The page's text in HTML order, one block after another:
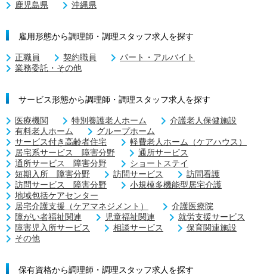
鹿児島県
沖縄県
雇用形態から調理師・調理スタッフ求人を探す
正職員 契約職員
パート・アルバイト
業務委託・その他
サービス形態から調理師・調理スタッフ求人を探す
医療機関 特別養護老人ホーム
介護老人保健施設
有料老人ホーム
グループホーム
サービス付き高齢者住宅
軽費老人ホーム（ケアハウス）
居宅系サービス 障害分野
通所サービス
通所サービス 障害分野
ショートステイ
短期入所 障害分野
訪問サービス
訪問看護
訪問サービス 障害分野
小規模多機能型居宅介護
地域包括ケアセンター
居宅介護支援（ケアマネジメント）
介護医療院
障がい者福祉関連
児童福祉関連
就労支援サービス
障害児入所サービス
相談サービス
保育関連施設
その他
保有資格から調理師・調理スタッフ求人を探す